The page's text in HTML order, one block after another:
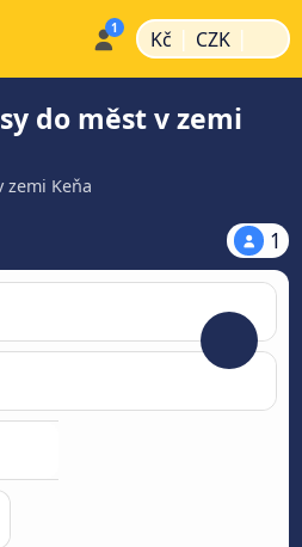
Kč | CZK |
do měst v zemi
zemi Keňa
1